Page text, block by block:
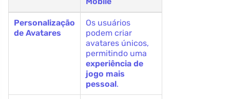
Personalização
de Avatares
Os usuários
podem criar
avatares únicos,
permitindo uma
experiência de
jogo mais
pessoal.